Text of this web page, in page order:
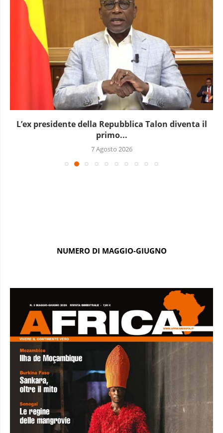
L’ex presidente della Repubblica Talon diventa il
primo...
7 Agosto 2026
NUMERO DI MAGGIO-GIUGNO